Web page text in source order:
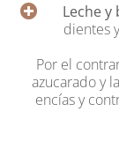
Leche y
dientes
Por el
azucarado y
encías y